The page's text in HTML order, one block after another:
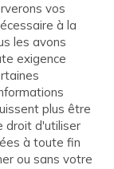
vos
à la
les avons
exigence
plus être
droit d'utiliser
à toute fin
ou sans votre